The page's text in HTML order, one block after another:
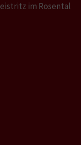
im Rosental